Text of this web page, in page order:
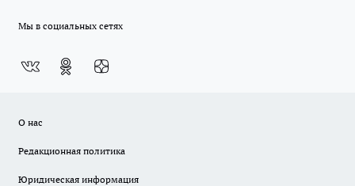
Мы в социальных сетях
О нас
Редакционная политика
Юридическая информация